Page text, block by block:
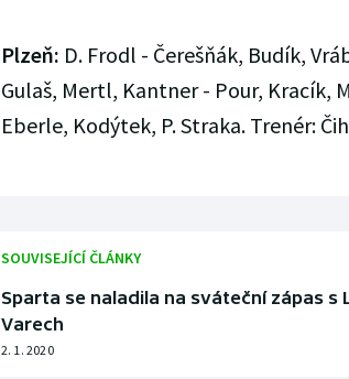
Plzeň: D. Frodl - Čerešňák, Budík,
Gulaš, Mertl, Kantner - Pour, Kracík,
Eberle, Kodýtek, P. Straka. Trenér:
SOUVISEJÍCÍ ČLÁNKY
Sparta se naladila na sváteční zápas
Varech
2. 1. 2020